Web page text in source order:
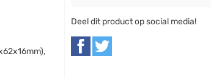
Deel dit product op social media!